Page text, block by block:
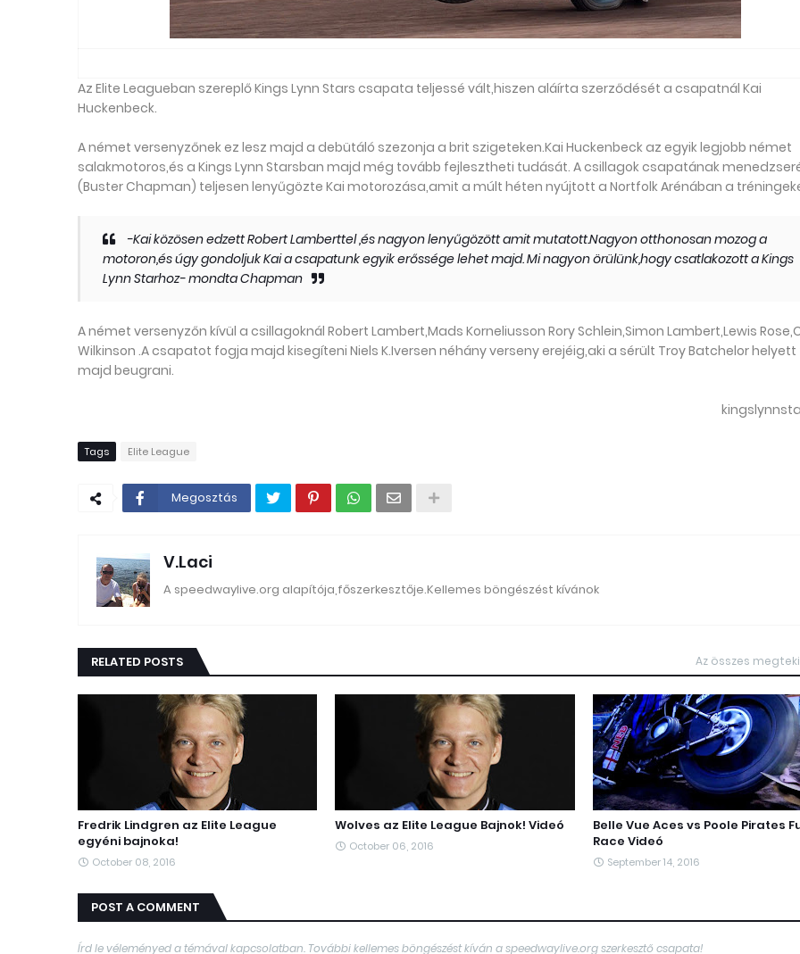
Az Elite Leagueban szereplő Kings Lynn Stars csapata teljessé vált,hiszen aláírta szerződését a csapatnál Kai
Huckenbeck.
A német versenyzőnek ez lesz majd a debütáló szezonja a brit szigeteken.Kai Huckenbeck az egyik legjobb német
salakmotoros,és a Kings Lynn Starsban majd még tovább fejlesztheti tudását. A csillagok csapatának
(Buster Chapman) teljesen lenyűgözte Kai motorozása,amit a múlt héten nyújtott a Nortfolk Arénában a
-Kai közösen edzett Robert Lamberttel ,és nagyon lenyűgözött amit mutatott.Nagyon otthonosan mozog a
motoron,és úgy gondoljuk Kai a csapatunk egyik erőssége lehet majd. Mi nagyon örülünk,hogy csatlakozott a Kings
Lynn Starhoz- mondta Chapman
A német versenyzőn kívül a csillagoknál Robert Lambert,Mads Korneliusson Rory Schlein,Simon Lambert,Lewis
Wilkinson .A csapatot fogja majd kisegíteni Niels K.Iversen néhány verseny erejéig,aki a sérült Troy Batchelor
majd beugrani.
Tags Elite League
Megosztás
V.Laci
A speedwaylive.org alapítója,főszerkesztője.Kellemes böngészést kívánok
RELATED POSTS Az összes
Fredrik Lindgren az Elite League
egyéni bajnoka!
October 08, 2016
Wolves az Elite League Bajnok! Videó
October 06, 2016
Belle Vue Aces vs Poole Pirates
Race Videó
September 14, 2016
POST A COMMENT
Írd le véleményed a témával kapcsolatban. További kellemes böngészést kíván a speedwaylive.org szerkesztő csapata!